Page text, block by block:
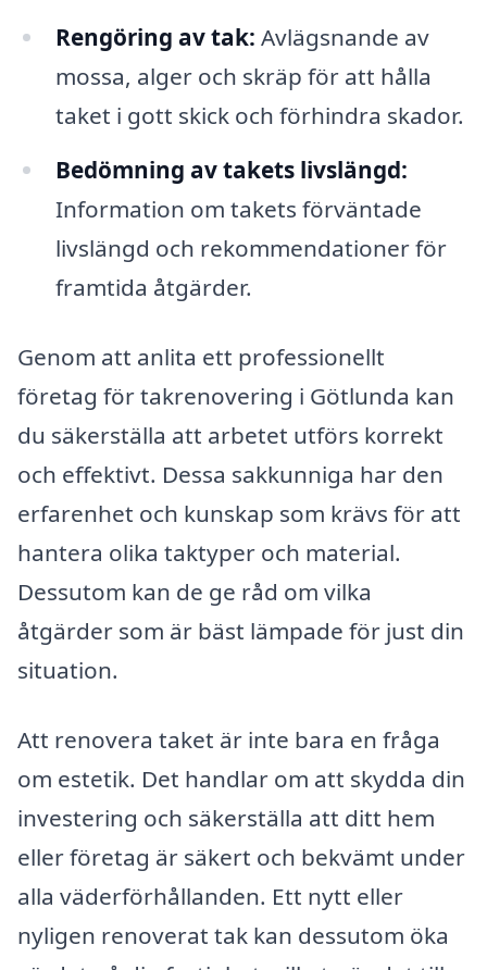
Rengöring av tak: Avlägsnande av
mossa, alger och skräp för att hålla
taket i gott skick och förhindra skador.
Bedömning av takets livslängd:
Information om takets förväntade
livslängd och rekommendationer för
framtida åtgärder.
Genom att anlita ett professionellt
företag för takrenovering i Götlunda kan
du säkerställa att arbetet utförs korrekt
och effektivt. Dessa sakkunniga har den
erfarenhet och kunskap som krävs för att
hantera olika taktyper och material.
Dessutom kan de ge råd om vilka
åtgärder som är bäst lämpade för just din
situation.
Att renovera taket är inte bara en fråga
om estetik. Det handlar om att skydda din
investering och säkerställa att ditt hem
eller företag är säkert och bekvämt under
alla väderförhållanden. Ett nytt eller
nyligen renoverat tak kan dessutom öka